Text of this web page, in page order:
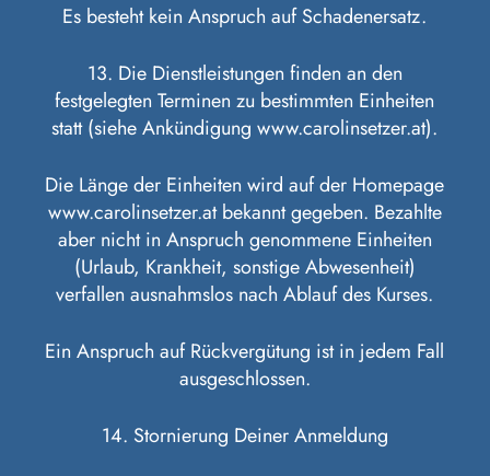
Es besteht kein Anspruch auf Schadenersatz.
13. Die Dienstleistungen finden an den
festgelegten Terminen zu bestimmten Einheiten
statt (siehe Ankündigung www.carolinsetzer.at).
Die Länge der Einheiten wird auf der Homepage
www.carolinsetzer.at bekannt gegeben. Bezahlte
aber nicht in Anspruch genommene Einheiten
(Urlaub, Krankheit, sonstige Abwesenheit)
verfallen ausnahmslos nach Ablauf des Kurses.
Ein Anspruch auf Rückvergütung ist in jedem Fall
ausgeschlossen.
14. Stornierung Deiner Anmeldung